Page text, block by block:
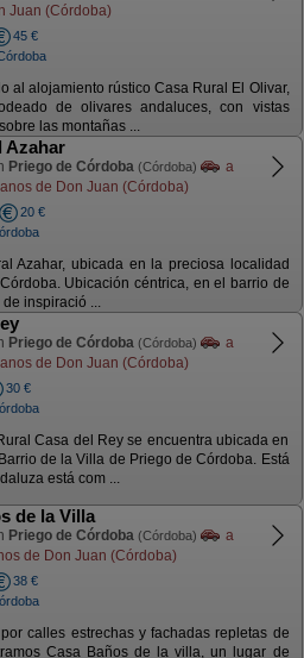
Juan (Córdoba)
45 €
al alojamiento rústico Casa Rural El Olivar,
de olivares andaluces, con vistas
las montañas ...
Azahar
Priego de Córdoba (Córdoba)
a
de Don Juan (Córdoba)
20 €
Azahar, ubicada en la preciosa localidad
Ubicación céntrica, en el barrio de
de inspiració ...
Priego de Córdoba (Córdoba)
a
de Don Juan (Córdoba)
30 €
Casa del Rey se encuentra ubicada en
de la Villa de Priego de Córdoba. Está
está com ...
de la Villa
Priego de Córdoba (Córdoba)
a
de Don Juan (Córdoba)
38 €
calles estrechas y fachadas repletas de
Casa Baños de la villa, un lugar de